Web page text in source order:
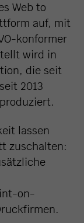
Web to
auf, mit
konformer
wird in
die seit
2013
lassen
zuschalten:
on-